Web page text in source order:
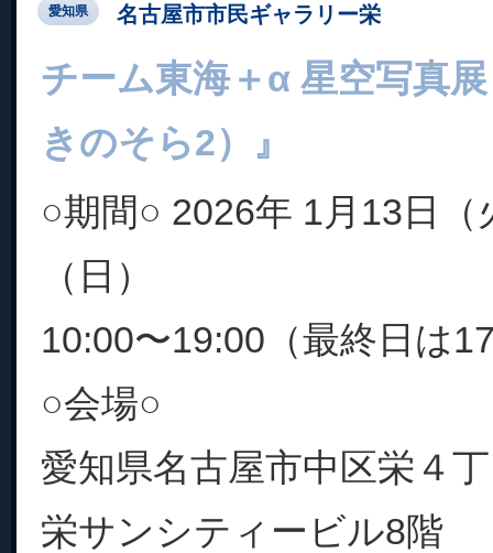
愛知県 名古屋市市民ギャラリー栄
チーム東海＋α 星空写真
きのそら2）』
○期間○ 2026年 1月13日（
（日）
10:00〜19:00（最終日は
○会場○
愛知県名古屋市中区栄４
栄サンシティービル8階